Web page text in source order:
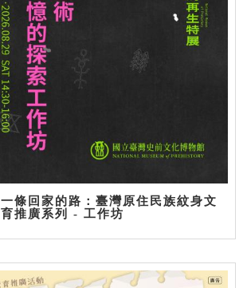
一條回家的路：臺灣原住民族紋身文
推廣系列 - 工作坊